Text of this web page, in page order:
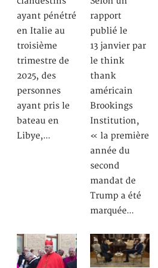
ayant pénétré
en Italie au
troisième
trimestre de
2025, des
personnes
ayant pris le
bateau en
Libye,…
rapport
publié le
13 janvier par
le think
thank
américain
Brookings
Institution,
« la première
année du
second
mandat de
Trump a été
marquée…